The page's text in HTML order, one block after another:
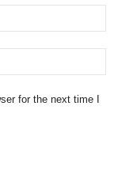
for the next time I